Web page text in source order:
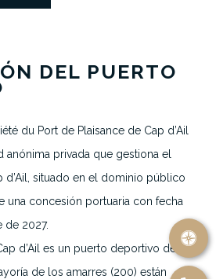
DEL PUERTO
du Port de Plaisance de Cap d’Ail
anónima privada que gestiona el
situado en el dominio público
una concesión portuaria con fecha
de 2027.
d’Ail es un puerto deportivo de
de los amarres (200) están